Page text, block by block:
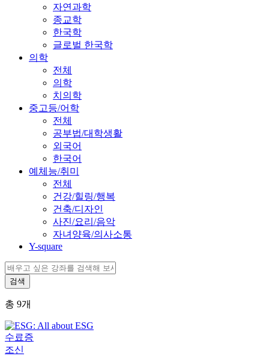
자연과학
종교학
한국학
글로벌 한국학
의학
전체
의학
치의학
중고등/어학
전체
공부법/대학생활
외국어
한국어
예체능/취미
전체
건강/힐링/행복
건축/디자인
사진/요리/음악
자녀양육/의사소통
Y-square
총 9개
수료증
조신